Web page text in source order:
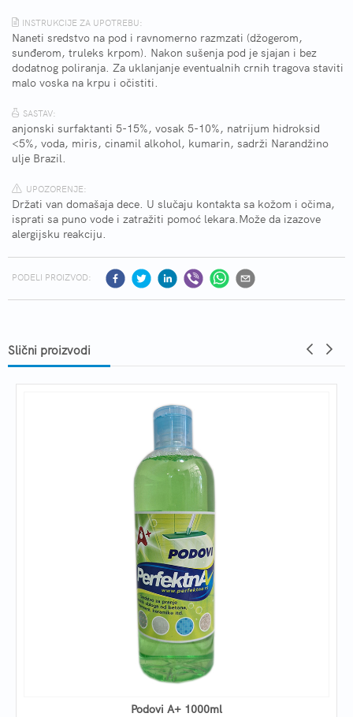
INSTRUKCIJE ZA UPOTREBU:
Naneti sredstvo na pod i ravnomerno razmzati (džogerom,
sunđerom, truleks krpom). Nakon sušenja pod je sjajan i bez
dodatnog poliranja. Za uklanjanje eventualnih crnih tragova staviti
malo voska na krpu i očistiti.
SASTAV:
anjonski surfaktanti 5-15%, vosak 5-10%, natrijum hidroksid
<5%, voda, miris, cinamil alkohol, kumarin, sadrži Narandžino
ulje Brazil.
UPOZORENJE:
Držati van domašaja dece. U slučaju kontakta sa kožom i očima,
isprati sa puno vode i zatražiti pomoć lekara.Može da izazove
alergijsku reakciju.
PODELI PROIZVOD:
Slični proizvodi
Podovi A+ 1000ml